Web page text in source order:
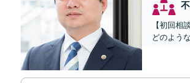
【初回相
どのよう